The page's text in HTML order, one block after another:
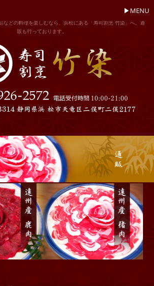
MENU
などの料理を楽しむなら、浜松にある「寿司割烹 竹染」へ。通
販も行っております。